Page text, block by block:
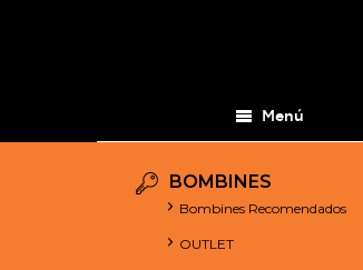
Menú
BOMBINES
Bombines Recomendados
OUTLET